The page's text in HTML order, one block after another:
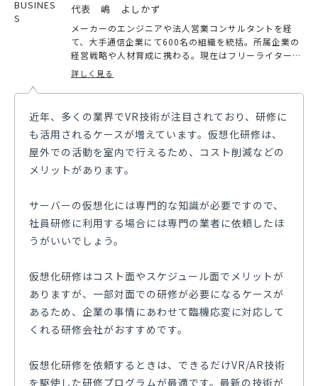
代表 嶋 よしかず
メーカーのエンジニアや法人営業コンサルタントを経
て、大手通信企業にて600名の組織を統括。所属企業の
経営戦略や人材育成に携わる。現在はフリーライターと
して大手オウンドメディアなどの記事執筆や監修に携わ
営業DXなど。
詳しく見る
近年、多くの業界でVR技術が注目されており、研修に
も活用されるケースが増えています。仮想化研修は、
屋外での活動を室内で行えるため、コスト削減などの
メリットがあります。
サーバーの仮想化には専門的な知識が必要ですので、
社員研修に利用する場合には専門の業者に依頼したほ
うがいいでしょう。
仮想化研修はコスト面やスケジュール面でメリットが
ありますが、一部対面での研修が必要になるケースが
あるため、企業の事情にあわせて臨機応変に対応して
くれる研修会社がおすすめです。
仮想化研修を依頼するときは、できるだけVR/AR技術
を駆使した研修プログラムが最適です。最新の技術が